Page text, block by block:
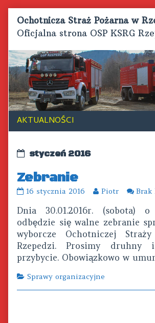
content
Ochotnicza Straż Pożarna w
Oficjalna strona OSP KSRG
Posts
styczeń 2016
Zebranie
Zebranie
on
16 stycznia 2016
Read
posts
by
author
Zebranie,
Piotr Brak
Dnia 30.01.2016r. (sobota)
odbędzie się walne zebranie
wyborcze Ochotniczej
Rzepedzi. Prosimy
przybycie. Obowiązkowo w
Categories
Sprawy organizacyjne